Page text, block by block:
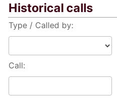
Historical calls
Type / Called by:
Call: